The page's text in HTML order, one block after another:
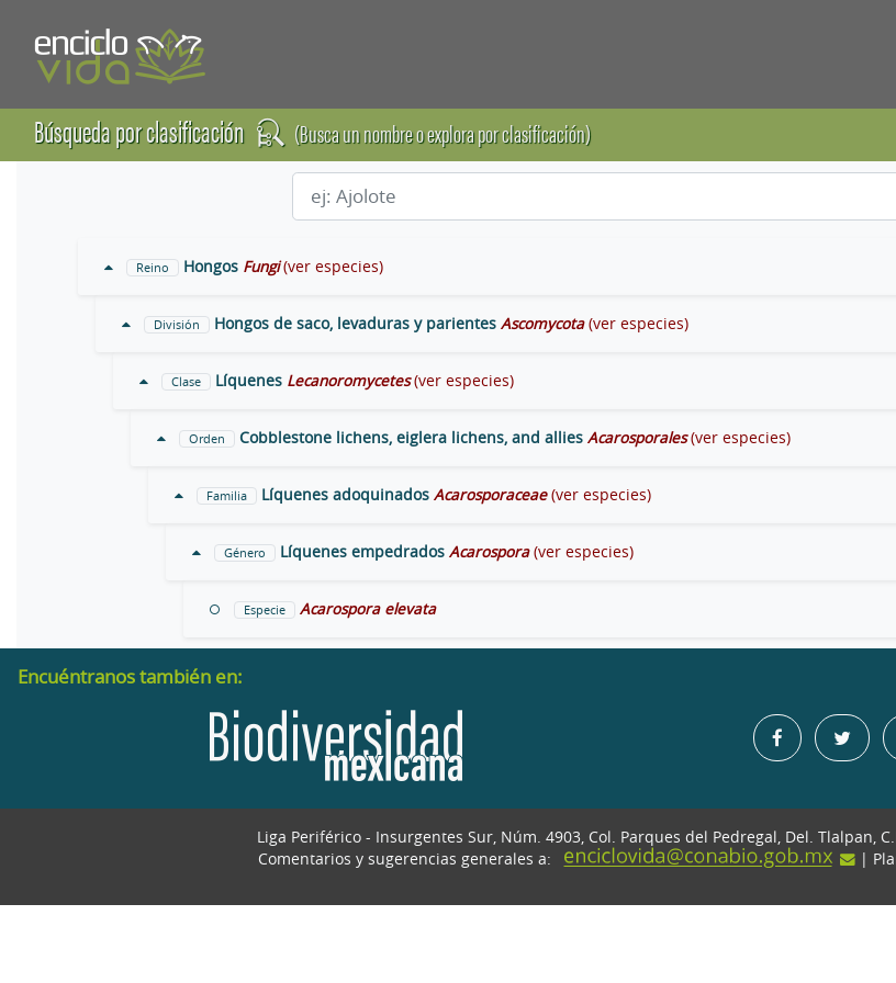
Búsqueda por clasificación (Busca un nombre o explora por clasificación)
Reino Hongos Fungi (ver especies)
División Hongos de saco, levaduras y parientes Ascomycota (ver especies)
Clase Líquenes Lecanoromycetes (ver especies)
Orden Cobblestone lichens, eiglera lichens, and allies Acarosporales (ver especies)
Familia Líquenes adoquinados Acarosporaceae (ver especies)
Género Líquenes empedrados Acarospora (ver especies)
Especie Acarospora elevata
Encuéntranos también en:
Liga Periférico - Insurgentes Sur, Núm. 4903, Col. Parques del Pedregal, Del. Tlalpan,
Comentarios y sugerencias generales a:
|